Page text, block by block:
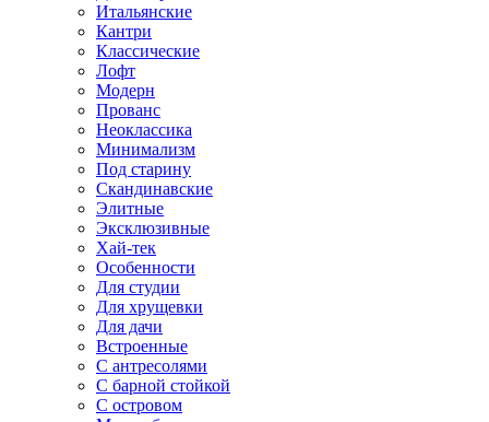
Итальянские
Кантри
Классические
Лофт
Модерн
Прованс
Неоклассика
Минимализм
Под старину
Скандинавские
Элитные
Эксклюзивные
Хай-тек
Особенности
Для студии
Для хрущевки
Для дачи
Встроенные
С антресолями
С барной стойкой
С островом